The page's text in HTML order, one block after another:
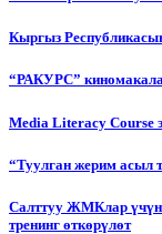
Кыргыз
“РАКУРС”
Media Literacy
“Туулган жерим асыл
Салттуу ЖМКлар үчүн
тренинг өткөрүлөт